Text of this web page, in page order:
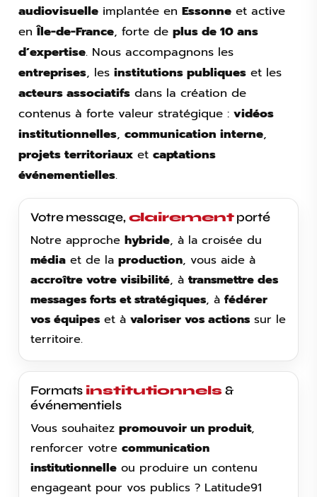
audiovisuelle implantée en Essonne et active
enÎle-de-France, forte de plus de 10 ans
d’expertise. Nous accompagnons les
entreprises, les institutions publiques et les
acteurs associatifs dans la création de
contenus à forte valeur stratégique : vidéos
institutionnelles, communication interne,
projets territoriaux et captations
événementielles.
Votre message,clairementporté
Notre approche hybride, à la croisée du
média et de la production, vous aide à
accroître votre visibilité, à transmettre des
messages forts et stratégiques, à fédérer
vos équipes et à valoriser vos actions sur le
territoire.
Formats institutionnels&
événementiels
Vous souhaitez promouvoir un produit,
renforcer votre communication
institutionnelle ou produire un contenu
engageant pour vos publics ? Latitude91